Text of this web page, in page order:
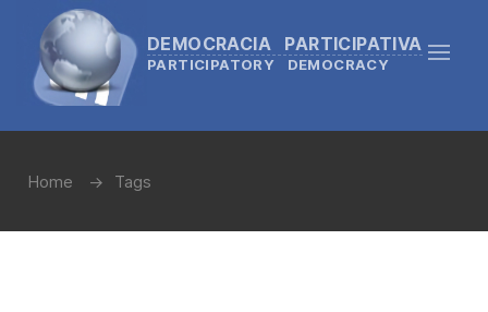
DEMOCRACIA PARTICIPATIVA
PARTICIPATORY DEMOCRACY
Home Tags